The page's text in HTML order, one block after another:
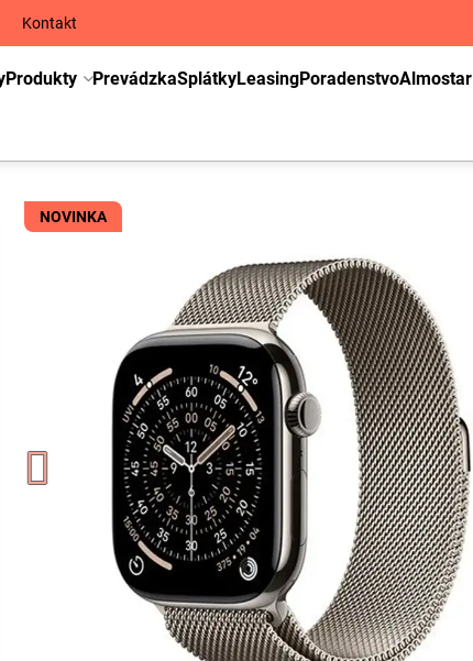
Kontakt
Produkty PrevádzkaSplátkyLeasingPoradenstvoAlmostar
NOVINKA